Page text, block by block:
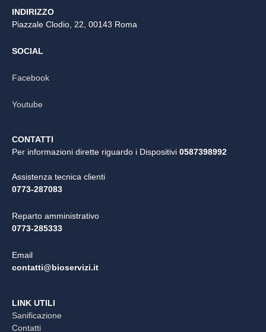
INDIRIZZO
Piazzale Clodio, 22, 00143 Roma
SOCIAL
Facebook
Youtube
CONTATTI
Per informazioni dirette riguardo i Dispositivi 0587398992
Assistenza tecnica clienti
0773-287083
Reparto amministrativo
0773-285333
Email
contatti@bioservizi.it
LINK UTILI
Sanificazione
Contatti